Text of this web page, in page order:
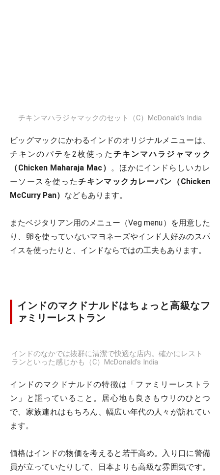
チキンマハラジャマックのセット（C）McDonald's India
ビッグマックにかわるインドのオリジナルメニューは、
チキンのパテを2枚使った チキンマハラジャマック
（Chicken Maharaja Mac） 。ほかにインドらしいカレ
ーソースを使ったチキンマックカレーパン（Chicken
McCurry Pan） などもあります。
またベジタリアン用のメニュー（Veg menu）を用意した
り、卵を使っていないマヨネーズやインド人好みのスパ
イスを使ったりと、インドならではの工夫もあります。
インドのマクドナルドはちょっと高級なフ
ァミリーレストラン
インドのなかでは抜群に清潔で快適な店内。確かにレスト
ランといった感じかも（C）McDonald's India
インドのマクドナルドの特徴は「ファミリーレストラ
ン」と謳っていること。居心地も良さもウリのひとつ
で、家族連れはもちろん、幅広い年代の人々が訪れてい
ます。
価格はインドの物価を考えると若干高め。入り口に警備
員が立っていたりして、日本よりも高級な雰囲気です。